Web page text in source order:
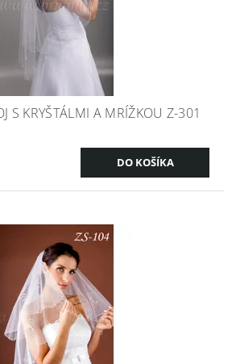
S KRYŠTÁLMI A MRÍŽKOU Z-301